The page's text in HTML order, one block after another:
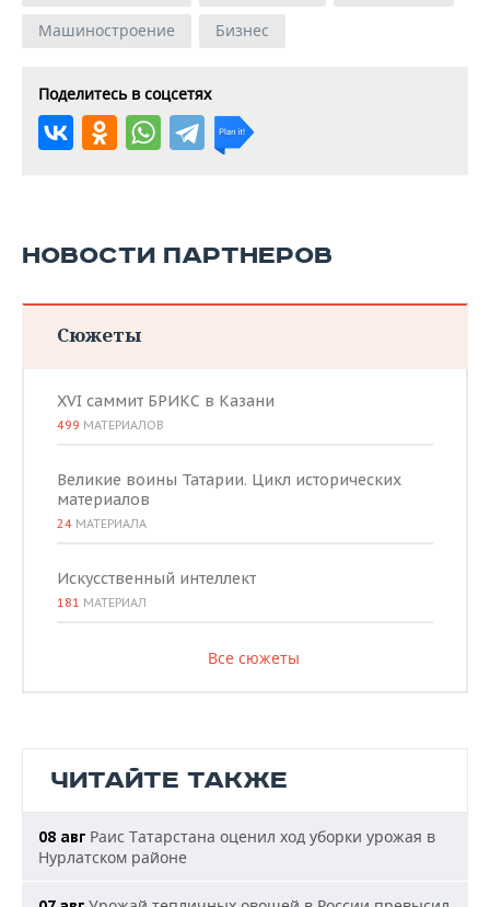
Машиностроение
Бизнес
Поделитесь в соцсетях
НОВОСТИ ПАРТНЕРОВ
Сюжеты
XVI саммит БРИКС в Казани
499 МАТЕРИАЛОВ
Великие воины Татарии. Цикл исторических
материалов
24 МАТЕРИАЛА
Искусственный интеллект
181 МАТЕРИАЛ
Все сюжеты
ЧИТАЙТЕ ТАКЖЕ
08 авг Раис Татарстана оценил ход уборки урожая в
Нурлатском районе